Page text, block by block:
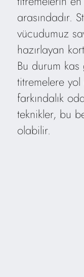
arasındadır.
vücudumuz
hazırlayan
Bu durum
titremelere
farkındalık
teknikler, bu
olabilir.